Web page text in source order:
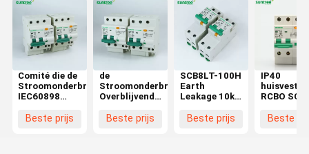
Comité die de
Stroomonderbreker
IEC60898
300mA 2P
Beste prijs
de
Stroomonderbreker3p
Overblijvende
Stroomonderbreker
Beste prijs
SCB8LT-100H
Earth
Leakage 10kA
Breaker
Beste prijs
IP40
RCBO
Beste